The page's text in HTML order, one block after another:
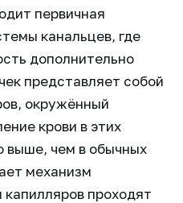
первичная
канальцев, где
дополнительно
представляет собой
окружённый
крови в этих
выше, чем в обычных
механизм
проходят